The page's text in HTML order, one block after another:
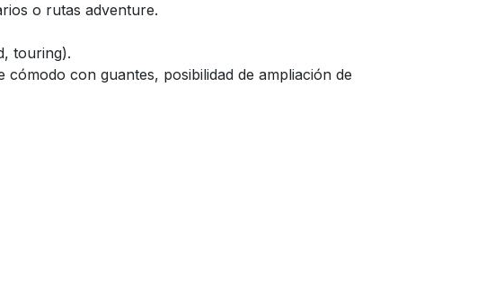
o rutas adventure.
touring).
con guantes, posibilidad de ampliación de